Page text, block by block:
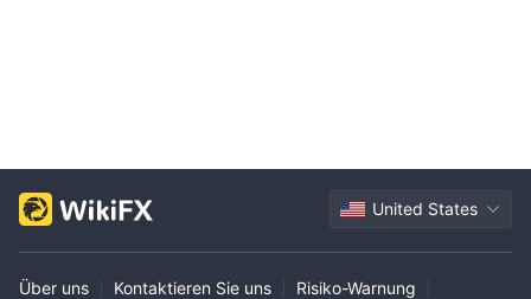
United States
Über uns Kontaktieren Sie uns Risiko-Warnung